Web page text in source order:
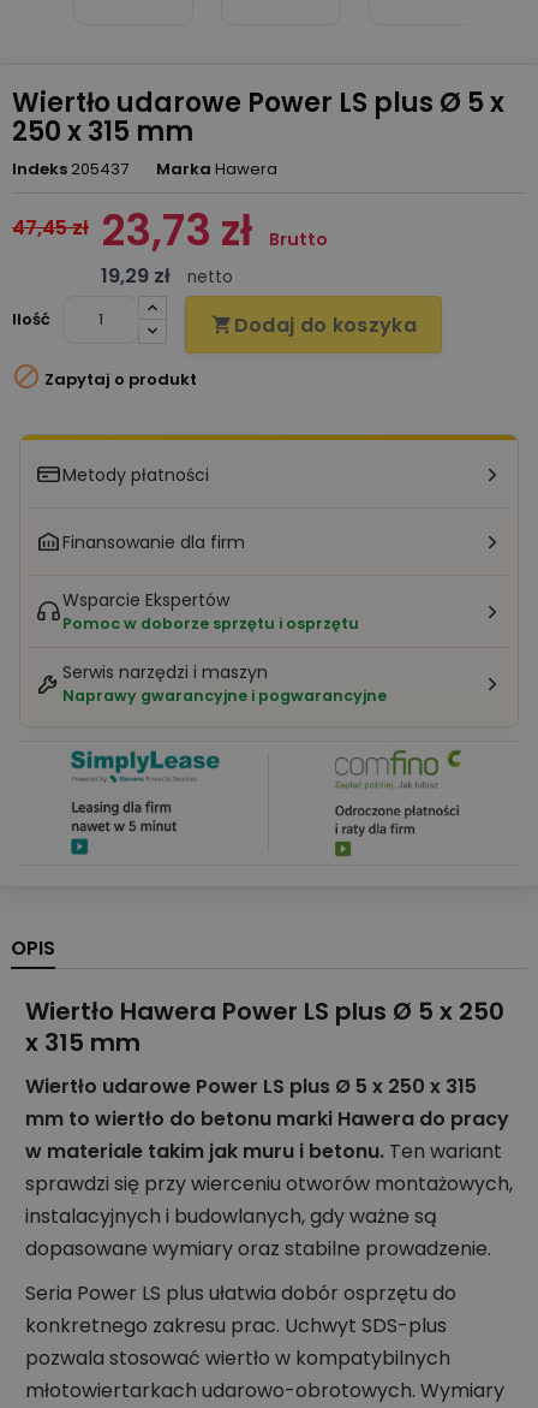
Wiertło udarowe Power LS plus Ø 5 x
250 x 315 mm
Indeks 205437 Marka Hawera
47,45 zł 23,73 zł Brutto
19,29 zł
netto
Ilość
 Dodaj do koszyka
 Zapytaj o produkt
Metody płatności
Finansowanie dla firm
Wsparcie Ekspertów
Pomoc w doborze sprzętu i osprzętu
Serwis narzędzi i maszyn
Naprawy gwarancyjne i pogwarancyjne
OPIS
Wiertło Hawera Power LS plus Ø 5 x 250
x 315 mm
Wiertło udarowe Power LS plus Ø 5 x 250 x 315
mm to wiertło do betonu marki Hawera do pracy
w materiale takim jak muru i betonu. Ten wariant
sprawdzi się przy wierceniu otworów montażowych,
instalacyjnych i budowlanych, gdy ważne są
dopasowane wymiary oraz stabilne prowadzenie.
Seria Power LS plus ułatwia dobór osprzętu do
konkretnego zakresu prac. Uchwyt SDS-plus
pozwala stosować wiertło w kompatybilnych
młotowiertarkach udarowo-obrotowych. Wymiary